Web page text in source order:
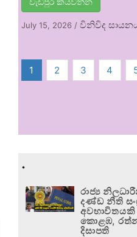
July 15, 2026 /විනිවිද
1 2 3 4
.
රාජ්‍ය
දණ්ඩ නීති
කොළඹ,
දිසාපති